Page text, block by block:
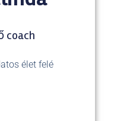
coach
élet felé